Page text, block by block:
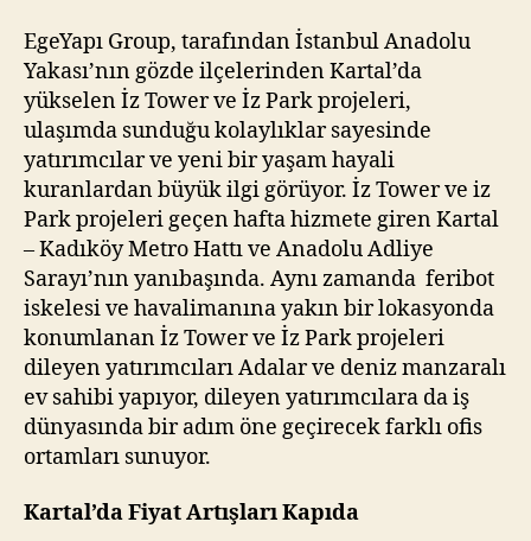
EgeYapı Group, tarafından İstanbul Anadolu
Yakası’nın gözde ilçelerinden Kartal’da
yükselen İz Tower ve İz Park projeleri,
ulaşımda sunduğu kolaylıklar sayesinde
yatırımcılar ve yeni bir yaşam hayali
kuranlardan büyük ilgi görüyor. İz Tower ve iz
Park projeleri geçen hafta hizmete giren Kartal
– Kadıköy Metro Hattı ve Anadolu Adliye
Sarayı’nın yanıbaşında. Aynı zamanda feribot
iskelesi ve havalimanına yakın bir lokasyonda
konumlanan İz Tower ve İz Park projeleri
dileyen yatırımcıları Adalar ve deniz manzaralı
ev sahibi yapıyor, dileyen yatırımcılara da iş
dünyasında bir adım öne geçirecek farklı ofis
ortamları sunuyor.
Kartal’da Fiyat Artışları Kapıda